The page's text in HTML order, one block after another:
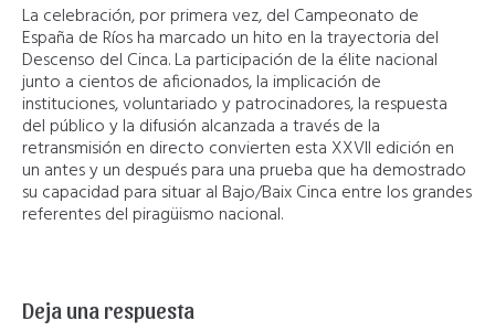
La celebración, por primera vez, del Campeonato de
España de Ríos ha marcado un hito en la trayectoria del
Descenso del Cinca. La participación de la élite nacional
junto a cientos de aficionados, la implicación de
instituciones, voluntariado y patrocinadores, la respuesta
del público y la difusión alcanzada a través de la
retransmisión en directo convierten esta XXVII edición en
un antes y un después para una prueba que ha demostrado
su capacidad para situar al Bajo/Baix Cinca entre los grandes
referentes del piragüismo nacional.
Deja una respuesta